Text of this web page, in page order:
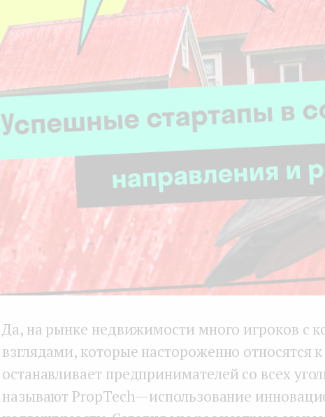
Да, на рынке недвижимости много игроков с
взглядами, которые настороженно относятся
останавливает предпринимателей со всех
называют PropTech — использование